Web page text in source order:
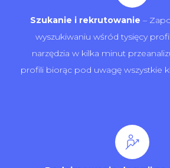
Szukanie i rekrutowanie –
wyszukiwaniu wśród tysięcy
narzędzia w kilka minut
profili biorąc pod uwagę wszystkie